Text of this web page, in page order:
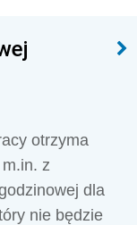
otrzyma
z
dla
nie będzie